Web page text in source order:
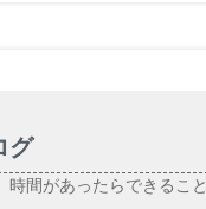
グ
間があったらできること